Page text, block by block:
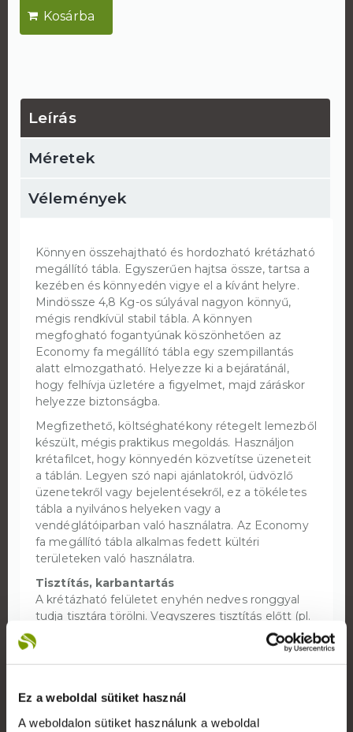
Ez a weboldal sütiket használ
A weboldalon sütiket használunk a weboldal
Leírás
Méretek
Vélemények
Könnyen összehajtható és hordozható krétázható
megállító tábla. Egyszerűen hajtsa össze, tartsa a
kezében és könnyedén vigye el a kívánt helyre.
Mindössze 4,8 Kg-os súlyával nagyon könnyű,
mégis rendkívül stabil tábla. A könnyen
megfogható fogantyúnak köszönhetően az
Economy fa megállító tábla egy szempillantás
alatt elmozgatható. Helyezze ki a bejáratánál,
hogy felhívja üzletére a figyelmet, majd záráskor
helyezze biztonságba.
Megfizethető, költséghatékony rétegelt lemezből
készült, mégis praktikus megoldás. Használjon
krétafilcet, hogy könnyedén közvetítse üzeneteit
a táblán. Legyen szó napi ajánlatokról, üdvözlő
üzenetekről vagy bejelentésekről, ez a tökéletes
tábla a nyilvános helyeken vagy a
vendéglátóiparban való használatra. Az Economy
fa megállító tábla alkalmas fedett kültéri
területeken való használatra.
Tisztítás, karbantartás
A krétázható felületet enyhén nedves ronggyal
tudja tisztára törölni. Vegyszeres tisztítás előtt (pl.
alkoholos, klóros tisztítószer) végezzen tesztet,
ugyanis egyes vegyszerek elszínezhetik a
krétafelületet.
Szállítás
A megállító táblákatországosan bárhova
szállítani rövid időn belül futárszolgálattal, vagy